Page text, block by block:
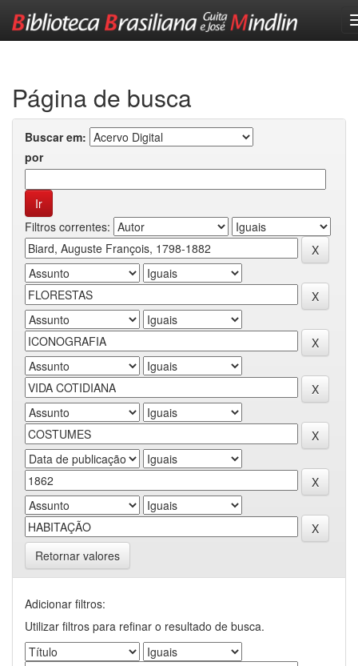
Página de busca
Buscar em:
por
Filtros correntes:
Retornar valores
Adicionar filtros:
Utilizar filtros para refinar o resultado de busca.